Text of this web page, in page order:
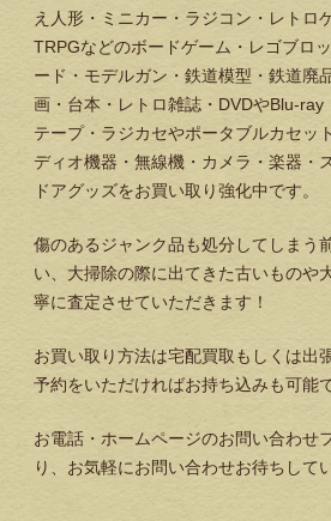
え人形・ミニカー・ラジコン・レトロ
TRPGなどのボードゲーム・レゴブロ
ード・モデルガン・鉄道模型・鉄道廃
画・台本・レトロ雑誌・DVDやBlu-ray
テープ・ラジカセやポータブルカセッ
ディオ機器・無線機・カメラ・楽器・
ドアグッズをお買い取り強化中です。
傷のあるジャンク品も処分してしまう
い、大掃除の際に出てきた古いものや
寧に査定させていただきます！
お買い取り方法は宅配買取もしくは出
予約をいただければお持ち込みも可能で
お電話・ホームページのお問い合わせ
り、お気軽にお問い合わせお待ちして